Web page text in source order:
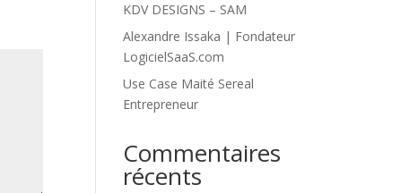
KDV DESIGNS – SAM
Alexandre Issaka | Fondateur
LogicielSaaS.com
Use Case Maité Sereal
Entrepreneur
Commentaires
récents